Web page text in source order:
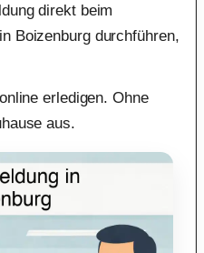
direkt beim
Boizenburg durchführen,
erledigen. Ohne
aus.